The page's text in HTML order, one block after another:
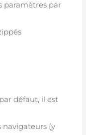
paramètres par
défaut, il est
navigateurs (y